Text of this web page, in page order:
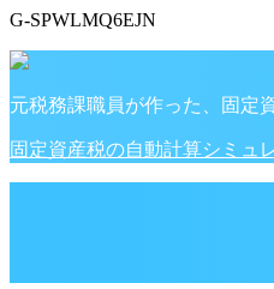
G-SPWLMQ6EJN
元税務課職員が作った、固定
固定資産税の自動計算シミュ